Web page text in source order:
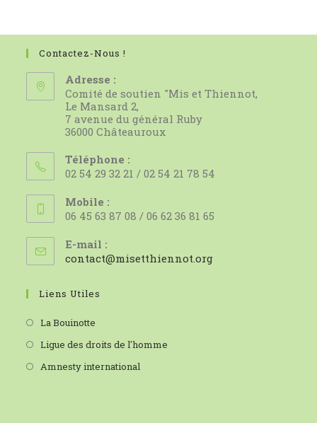
Contactez-Nous !
Adresse :
Comité de soutien "Mis et Thiennot,
Le Mansard 2,
7 avenue du général Ruby
36000 Châteauroux
Téléphone :
02 54 29 32 21 / 02 54 21 78 54
Mobile :
06 45 63 87 08 / 06 62 36 81 65
E-mail :
contact@misetthiennot.orgS’ouvre
Liens Utiles
La Bouinotte
Ligue des droits de l'homme
Amnesty international